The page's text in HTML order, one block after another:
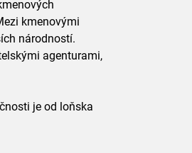
kmenovými
národností.
agenturami,
je od loňska